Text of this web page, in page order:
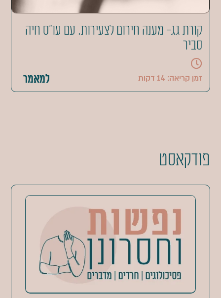
קורת גג- מענה חירום לצעירות. עם עו"ס חיה
סביר
זמן קריאה: 14 דקות למאמר
פודקאסט